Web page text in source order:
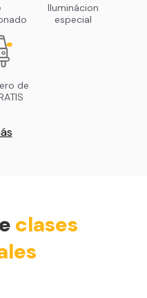
Iluminácion
especial
de
clases